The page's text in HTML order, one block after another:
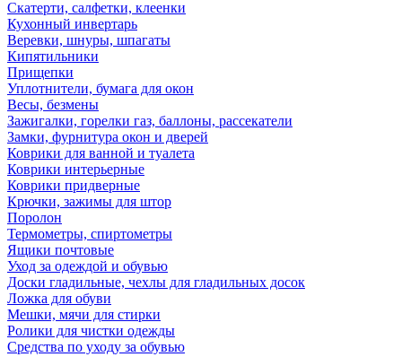
Скатерти, салфетки, клеенки
Кухонный инвертарь
Веревки, шнуры, шпагаты
Кипятильники
Прищепки
Уплотнители, бумага для окон
Весы, безмены
Зажигалки, горелки газ, баллоны, рассекатели
Замки, фурнитура окон и дверей
Коврики для ванной и туалета
Коврики интерьерные
Коврики придверные
Крючки, зажимы для штор
Поролон
Термометры, спиртометры
Ящики почтовые
Уход за одеждой и обувью
Доски гладильные, чехлы для гладильных досок
Ложка для обуви
Мешки, мячи для стирки
Ролики для чистки одежды
Средства по уходу за обувью